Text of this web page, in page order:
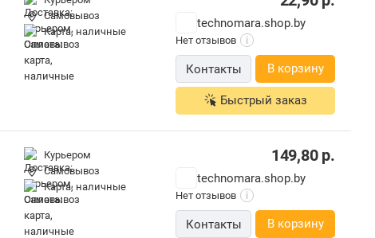
Самовывоз
карта, наличные
technomara.shop.by
Нет отзывов i
Контакты В корзину
Быстрый заказ
Курьером
Самовывоз
карта, наличные
149,80р.
technomara.shop.by
Нет отзывов i
Контакты В корзину